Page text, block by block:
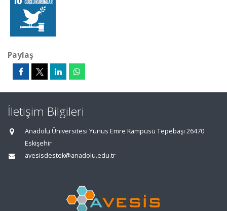
Paylaş
İletişim Bilgileri
Anadolu Üniversitesi Yunus Emre Kampüsü Tepebaşı 26470
Eskişehir
avesisdestek@anadolu.edu.tr